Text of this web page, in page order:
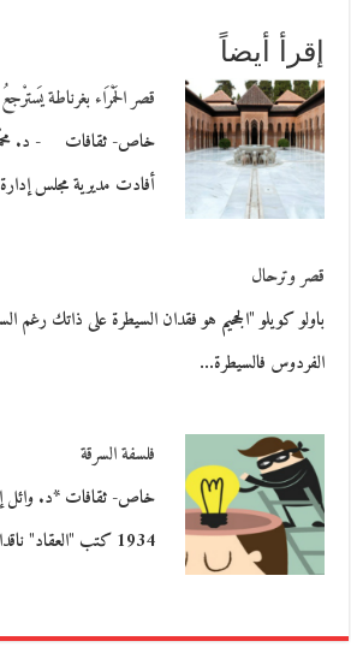
إقرأ أيضاً
قصر الحَمْرَاء بغرناطة
خاص- ثقافات - د. محمّد
أفادت مديرية مجلس
قصر وترحال
باولو كويلو "الجحيم هو فقدان السيطرة على ذاتك رغم
الفردوس فالسيطرة…
فلسفة السرقة
خاص- ثقافات *د. وائل
1934 كتب "العقاد" ناقدا "ناجي" متهما إياه…